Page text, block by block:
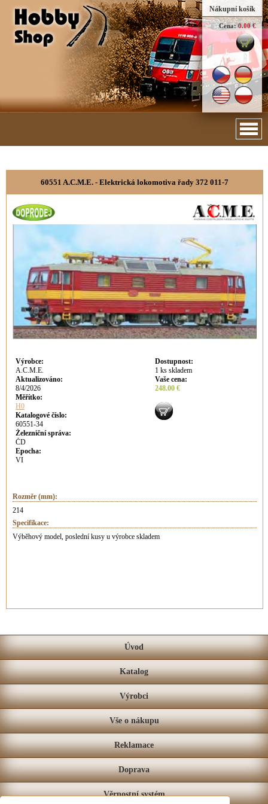
Nákupní košík
Cena: 0.00 €
60551 A.C.M.E. - Elektrická lokomotiva řady 372 011-7
Výrobce:
A.C.M.E.
Aktualizováno:
8/4/2026
Měřítko:
H0
Katalogové číslo:
60551-34
Železniční správa:
ČD
Epocha:
VI
Dostupnost:
1 ks skladem
Vaše cena:
248.00 €
Rozměr (mm):
214
Specifikace:
Výběhový model, poslední kusy u výrobce skladem
Úvod
Katalog
Výrobci
Vše o nákupu
Reklamace
Doprava
Věrnostní systém